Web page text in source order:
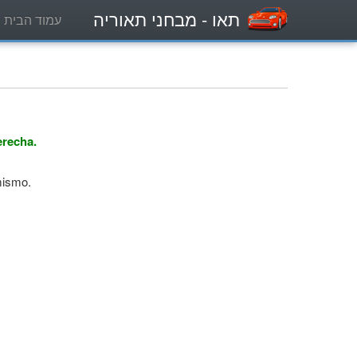
תאו - מבחני תאוריה עמוד הבית